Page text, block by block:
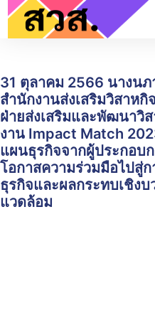
31 ตุลาคม 2566 นางนภ
สำนักงานส่งเสริมวิสาหกิ
ฝ่ายส่งเสริมและพัฒนาวิ
งาน Impact Match
แผนธุรกิจจากผู้ประกอบ
โอกาสความร่วมมือไปสู่
ธุรกิจและผลกระทบเชิง
แวดล้อม